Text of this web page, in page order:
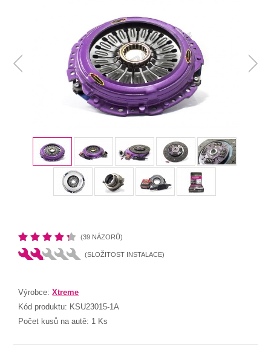
(39 NÁZORŮ)
(SLOŽITOST INSTALACE)
Výrobce:Xtreme
Kód produktu: KSU23015-1A
Počet kusů na autě: 1 Ks